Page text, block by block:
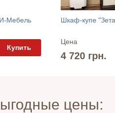
Мебель
Купить
Шкаф-купе
Цена
4 720 грн.
цены: